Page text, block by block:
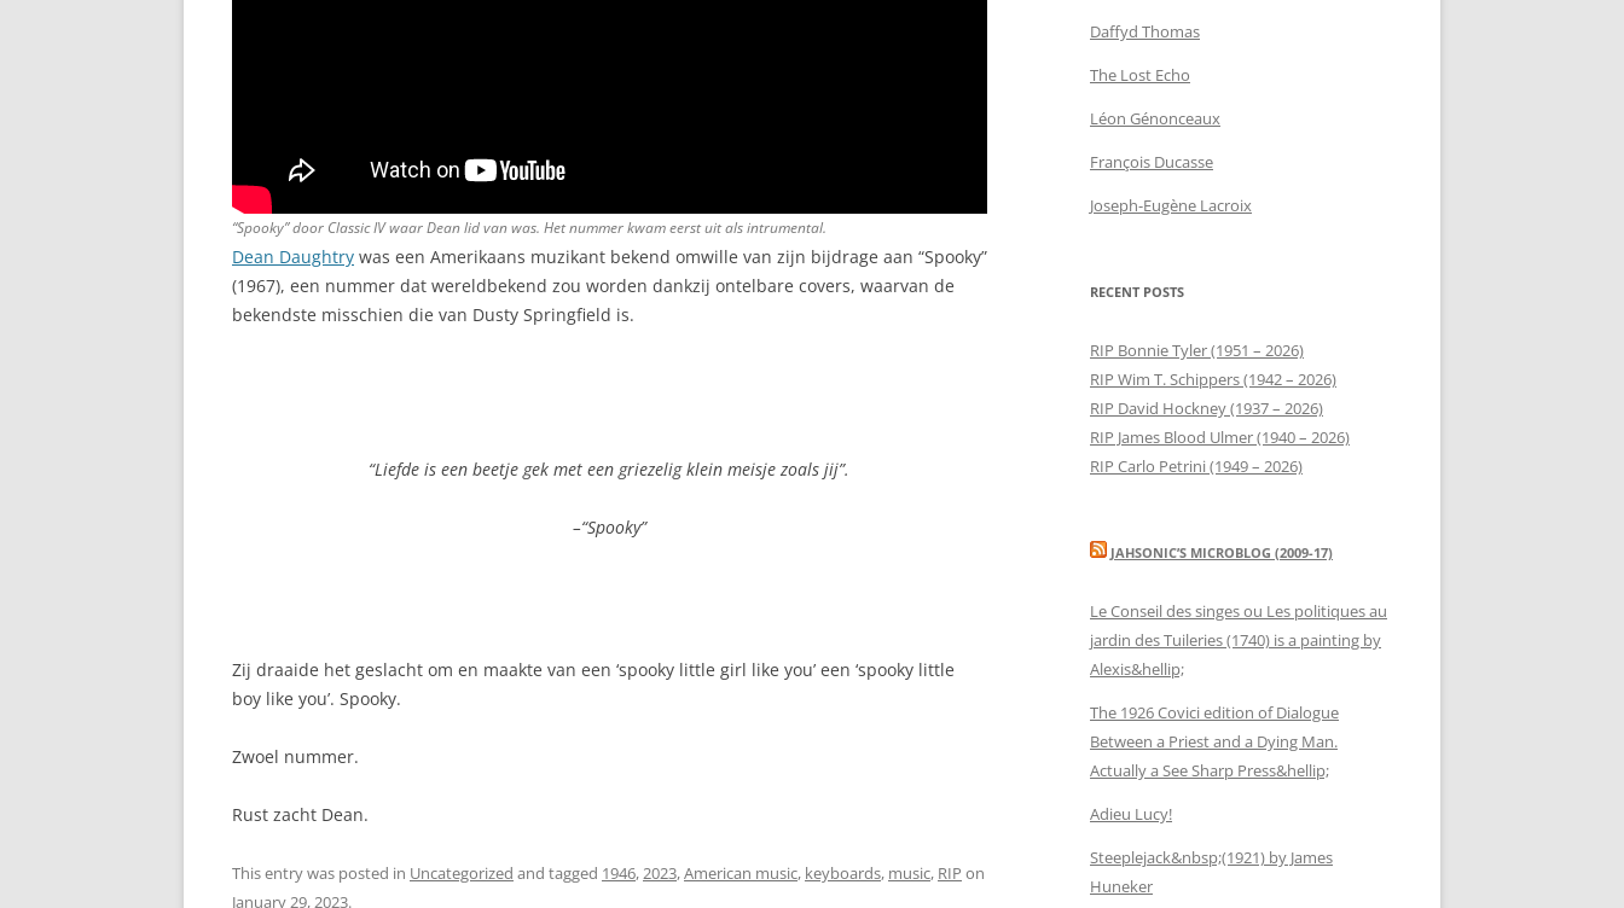
“Spooky” door Classic IV waar Dean lid van was. Het nummer kwam eerst uit als intrumental.
Dean Daughtry was een Amerikaans muzikant bekend omwille van zijn bijdrage aan “Spooky”
(1967), een nummer dat wereldbekend zou worden dankzij ontelbare covers, waarvan de
bekendste misschien die van Dusty Springfield is.
“Liefde is een beetje gek met een griezelig klein meisje zoals jij”.
–“Spooky”
Zij draaide het geslacht om en maakte van een ‘spooky little girl like you’ een ‘spooky little
boy like you’. Spooky.
Zwoel nummer.
Rust zacht Dean.
This entry was posted in Uncategorized and tagged 1946,2023,American music, keyboards, music, RIP on
January 29, 2023.
Daffyd Thomas
The Lost Echo
Léon Génonceaux
François Ducasse
Joseph-Eugène Lacroix
RECENT POSTS
RIP Bonnie Tyler (1951 – 2026)
RIP Wim T. Schippers (1942 – 2026)
RIP David Hockney (1937 – 2026)
RIP James Blood Ulmer (1940 – 2026)
RIP Carlo Petrini (1949 – 2026)
JAHSONIC’S MICROBLOG (2009-17)
Le Conseil des singes ou Les politiques au
jardin des Tuileries (1740) is a painting by
Alexis&hellip;
The 1926 Covici edition of Dialogue
Between a Priest and a Dying Man.
Actually a See Sharp Press&hellip;
Adieu Lucy!
Steeplejack&nbsp;(1921) by James
Huneker